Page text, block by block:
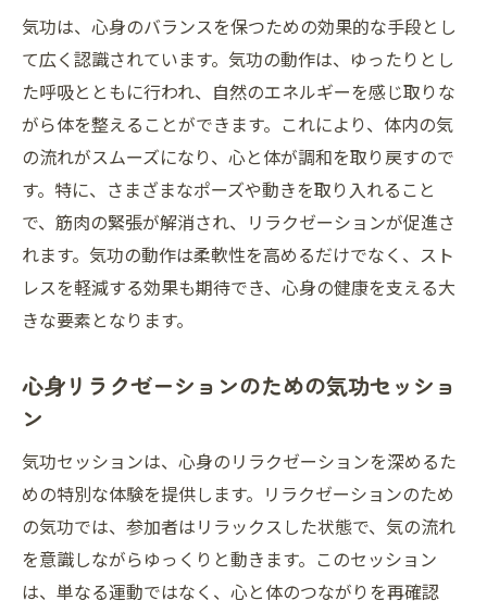
気功は、心身のバランスを保つための効果的な手段とし
て広く認識されています。気功の動作は、ゆったりとし
た呼吸とともに行われ、自然のエネルギーを感じ取りな
がら体を整えることができます。これにより、体内の気
の流れがスムーズになり、心と体が調和を取り戻すので
す。特に、さまざまなポーズや動きを取り入れること
で、筋肉の緊張が解消され、リラクゼーションが促進さ
れます。気功の動作は柔軟性を高めるだけでなく、スト
レスを軽減する効果も期待でき、心身の健康を支える大
きな要素となります。
心身リラクゼーションのための気功セッショ
ン
気功セッションは、心身のリラクゼーションを深めるた
めの特別な体験を提供します。リラクゼーションのため
の気功では、参加者はリラックスした状態で、気の流れ
を意識しながらゆっくりと動きます。このセッション
は、単なる運動ではなく、心と体のつながりを再確認